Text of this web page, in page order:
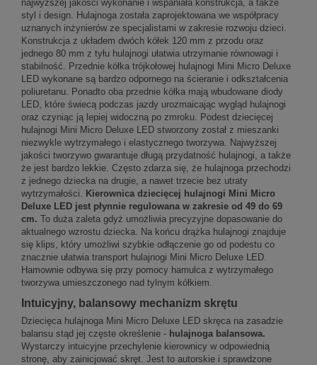
najwyższej jakości wykonanie i wspaniała konstrukcja, a także
styl i design. Hulajnoga została zaprojektowana we współpracy
uznanych inżynierów ze specjalistami w zakresie rozwoju dzieci.
Konstrukcja z układem dwóch kółek 120 mm z przodu oraz
jednego 80 mm z tyłu hulajnogi ułatwia utrzymanie równowagi i
stabilność. Przednie kółka trójkołowej hulajnogi Mini Micro Deluxe
LED wykonane są bardzo odpornego na ścieranie i odkształcenia
poliuretanu. Ponadto oba przednie kółka mają wbudowane diody
LED, które świecą podczas jazdy urozmaicając wygląd hulajnogi
oraz czyniąc ją lepiej widoczną po zmroku. Podest dziecięcej
hulajnogi Mini Micro Deluxe LED stworzony został z mieszanki
niezwykle wytrzymałego i elastycznego tworzywa. Najwyższej
jakości tworzywo gwarantuje długą przydatność hulajnogi, a także
że jest bardzo lekkie. Często zdarza się, że hulajnoga przechodzi
z jednego dziecka na drugie, a nawet trzecie bez utraty
wytrzymałości.
Kierownica dziecięcej hulajnogi Mini Micro
Deluxe LED jest płynnie regulowana w zakresie od 49 do 69
cm. To duża zaleta gdyż umożliwia precyzyjne dopasowanie do
aktualnego wzrostu dziecka. Na końcu drążka hulajnogi znajduje
się klips, który umożliwi szybkie odłączenie go od podestu co
znacznie ułatwia transport hulajnogi Mini Micro Deluxe LED.
Hamownie odbywa się przy pomocy hamulca z wytrzymałego
tworzywa umieszczonego nad tylnym kółkiem.
Intuicyjny, balansowy mechanizm skrętu
Dziecięca hulajnoga Mini Micro Deluxe LED skręca na zasadzie
balansu stąd jej częste określenie - hulajnoga balansowa.
Wystarczy intuicyjne przechylenie kierownicy w odpowiednią
stronę, aby zainicjować skręt. Jest to autorskie i sprawdzone